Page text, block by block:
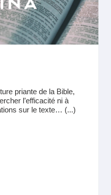
priante de la Bible,
l’efficacité ni à
sur le texte… (...)